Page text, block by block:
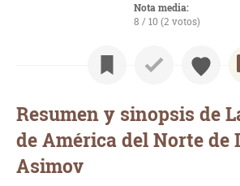
Nota media:
8 / 10 (2 votos)
Resumen y sinopsis de
de América del Norte de
Asimov